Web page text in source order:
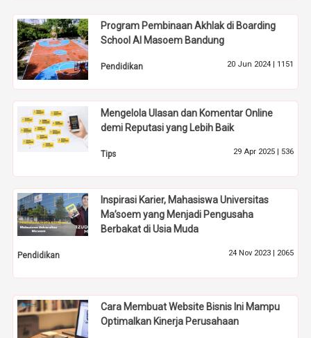
Program Pembinaan Akhlak di Boarding
School Al Masoem Bandung
Pendidikan 20 Jun 2024 | 1151
Mengelola Ulasan dan Komentar Online
demi Reputasi yang Lebih Baik
Tips 29 Apr 2025 | 536
Inspirasi Karier, Mahasiswa Universitas
Ma’soem yang Menjadi Pengusaha
Berbakat di Usia Muda
Pendidikan 24 Nov 2023 | 2065
Cara Membuat Website Bisnis Ini Mampu
Optimalkan Kinerja Perusahaan